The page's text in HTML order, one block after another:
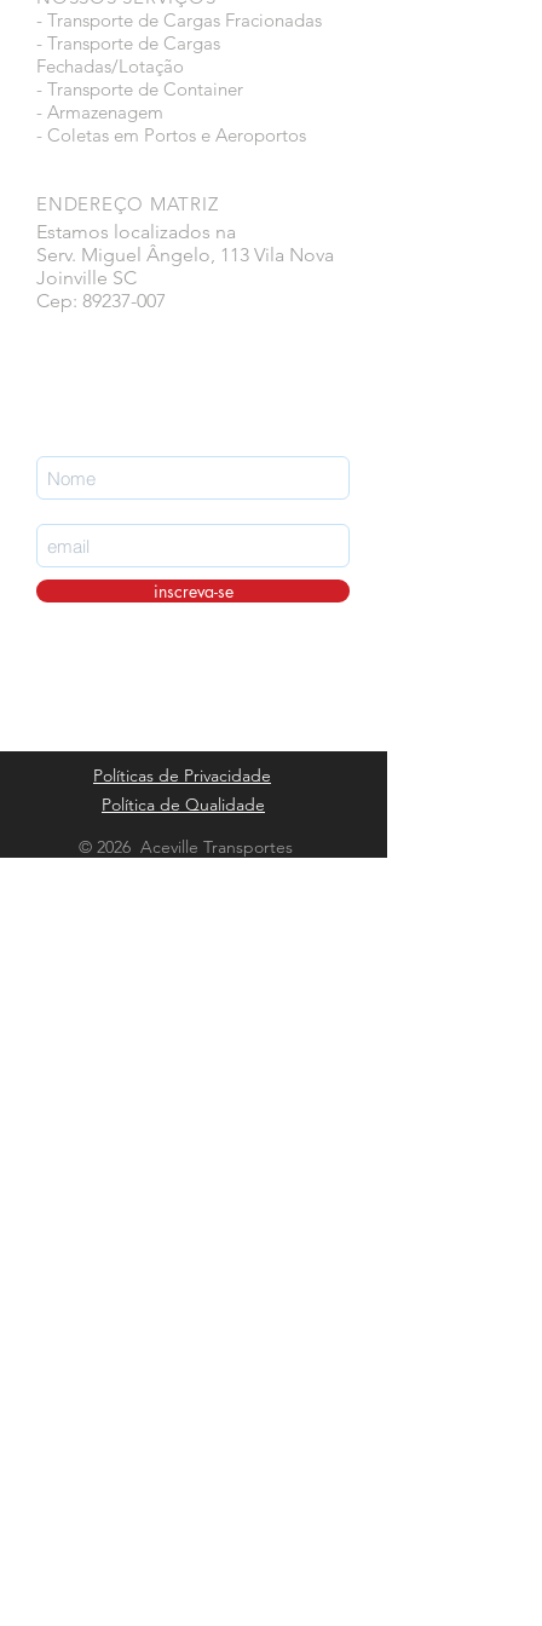
- Transporte de Cargas Fracionadas
- Transporte de Cargas
Fechadas/Lotação
- Transporte de Container
- Armazenagem
- Coletas em Portos e Aeroportos
ENDEREÇO MATRIZ
Estamos localizados na
Serv. Miguel Ângelo, 113 Vila Nova
Joinville SC
Cep: 89237-007
inscreva-se
Políticas de Privacidade
Política de Qualidade
© 2026 Aceville Transportes